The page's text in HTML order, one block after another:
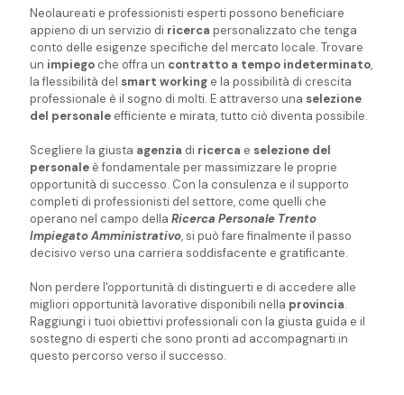
Neolaureati e professionisti esperti possono beneficiare
appieno di un servizio di ricerca personalizzato che tenga
conto delle esigenze specifiche del mercato locale. Trovare
un impiego che offra un contratto a tempo indeterminato,
la flessibilità del smart working e la possibilità di crescita
professionale è il sogno di molti. E attraverso una selezione
del personale efficiente e mirata, tutto ciò diventa possibile.
Scegliere la giusta agenzia di ricerca e selezione del
personale è fondamentale per massimizzare le proprie
opportunità di successo. Con la consulenza e il supporto
completi di professionisti del settore, come quelli che
operano nel campo della Ricerca Personale Trento
Impiegato Amministrativo, si può fare finalmente il passo
decisivo verso una carriera soddisfacente e gratificante.
Non perdere l'opportunità di distinguerti e di accedere alle
migliori opportunità lavorative disponibili nella provincia.
Raggiungi i tuoi obiettivi professionali con la giusta guida e il
sostegno di esperti che sono pronti ad accompagnarti in
questo percorso verso il successo.